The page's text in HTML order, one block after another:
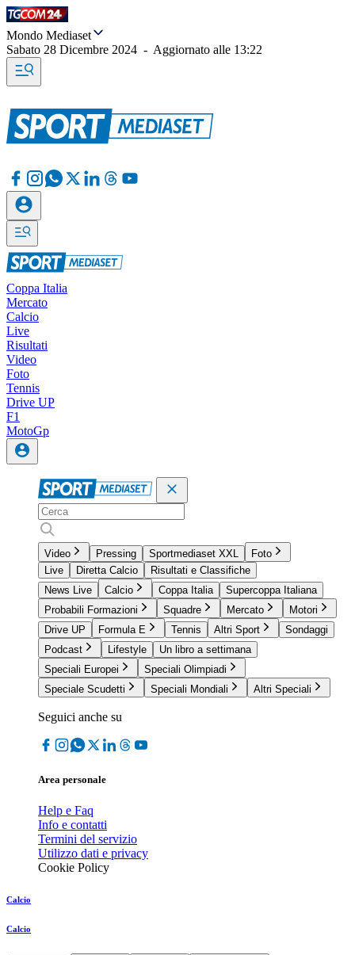
Mondo Mediaset
Sabato 28 Dicembre 2024 - Aggiornato alle 13:22
Coppa Italia
Mercato
Calcio
Live
Risultati
Video
Foto
Tennis
Drive UP
F1
MotoGp
Video Pressing Sportmediaset XXL
Foto
Live
Diretta Calcio
Risultati e Classifiche
News Live
Calcio Coppa Italia
Supercoppa Italiana
Probabili Formazioni
Squadre Mercato
Motori
Drive UP
Formula E Tennis Altri Sport
Sondaggi
Podcast
Lifestyle
Un libro a settimana
Speciali Europei
Speciali Olimpiadi
Speciale Scudetti
Speciali Mondiali Altri Speciali
Seguici anche su
Area personale
Help e Faq
Info e contatti
Termini del servizio
Utilizzo dati e privacy
Cookie Policy
Calcio
Calcio